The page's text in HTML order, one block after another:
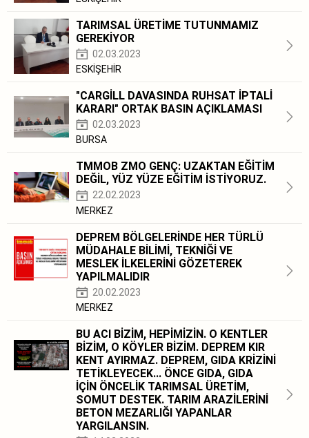
TARIMSAL ÜRETİME TUTUNMAMIZ
GEREKİYOR
02.03.2023
ESKİŞEHİR
"CARGİLL DAVASINDA RUHSAT İPTALİ
KARARI" ORTAK BASIN AÇIKLAMASI
02.03.2023
BURSA
TMMOB ZMO GENÇ: UZAKTAN EĞİTİM
DEĞİL, YÜZ YÜZE EĞİTİM İSTİYORUZ.
22.02.2023
MERKEZ
DEPREM BÖLGELERİNDE HER TÜRLÜ
MÜDAHALE BİLİMİ, TEKNİĞİ VE
MESLEK İLKELERİNİ GÖZETEREK
YAPILMALIDIR
20.02.2023
MERKEZ
BU ACI BİZİM, HEPİMİZİN. O KENTLER
BİZİM, O KÖYLER BİZİM. DEPREM KIR
KENT AYIRMAZ. DEPREM, GIDA KRİZİNİ
TETİKLEYECEK... ÖNCE GIDA, GIDA
İÇİN ÖNCELİK TARIMSAL ÜRETİM,
SOMUT DESTEK. TARIM ARAZİLERİNİ
BETON MEZARLIĞI YAPANLAR
YARGILANSIN.